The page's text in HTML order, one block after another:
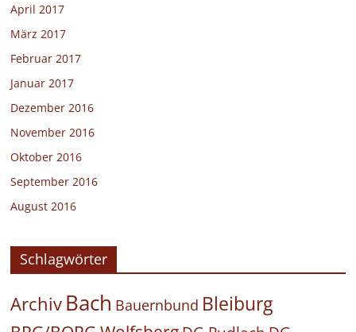
April 2017
März 2017
Februar 2017
Januar 2017
Dezember 2016
November 2016
Oktober 2016
September 2016
August 2016
Schlagwörter
Archiv Bach Bauernbund Bleiburg